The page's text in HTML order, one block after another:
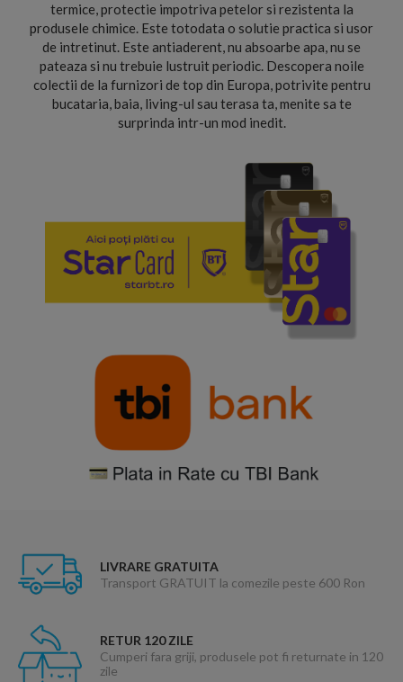
termice, protectie impotriva petelor si rezistenta la
produsele chimice. Este totodata o solutie practica si usor
de intretinut. Este antiaderent, nu absoarbe apa, nu se
pateaza si nu trebuie lustruit periodic. Descopera noile
colectii de la furnizori de top din Europa, potrivite pentru
bucataria, baia, living-ul sau terasa ta, menite sa te
surprinda intr-un mod inedit.
LIVRARE GRATUITA
Transport GRATUIT la comezile peste 600 Ron
RETUR 120 ZILE
Cumperi fara griji, produsele pot fi returnate in 120
zile